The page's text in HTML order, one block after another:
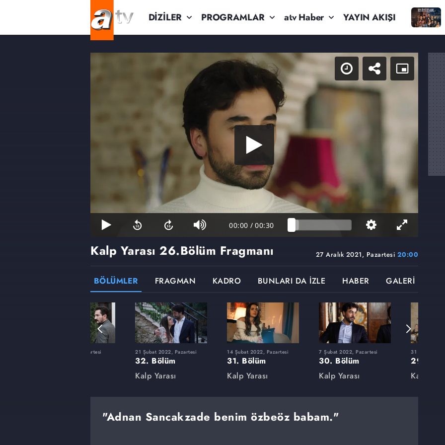
DİZİLER PROGRAMLAR atv Haber YAYIN AKIŞI
00:00 / 00:30
27 Aralık 2021, Pazartesi 20:00
Kalp Yarası 26.Bölüm Fragmanı
BÖLÜMLER FRAGMAN KADRO BUNLARI DA İZLE HABER GALERİ
1 Kasım 2021, Pazartesi 21 Şubat 2022, Pazartesi
32. Bölüm
Kalp Yarası
14 Şubat 2022, Pazartesi
31. Bölüm
Kalp Yarası
7 Şubat 2022, Pazartesi
30. Bölüm
Kalp Yarası
31 Ocak
29. Bölüm
Kalp
"Adnan Sancakzade benim özbeöz babam."